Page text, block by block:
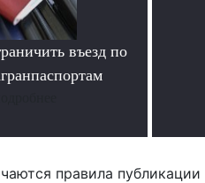
въезд по
правила